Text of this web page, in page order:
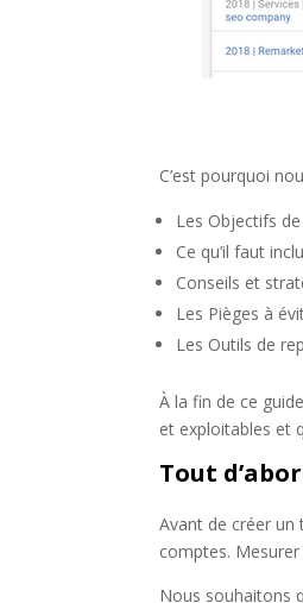
C’est pourquoi
Les Objectifs
Ce qu’il faut
Conseils et
Les Pièges à
Les Outils de
À la fin de ce
et exploitables et
Tout
Avant de créer un
comptes. Mesurer
Nous souhaitons